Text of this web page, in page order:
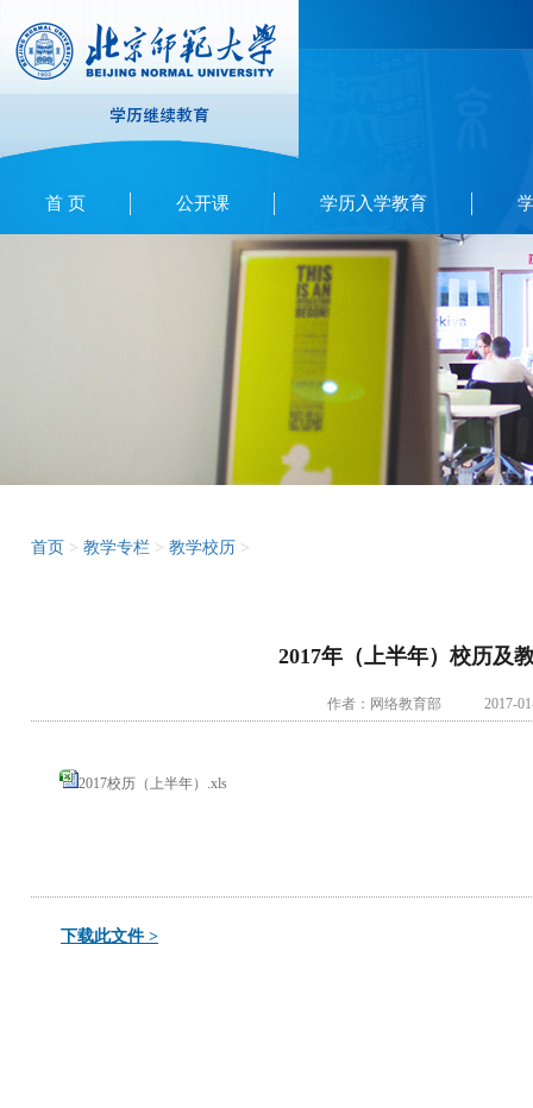
首 页 公开课 学历入学教育
首页 > 教学专栏 > 教学校历 >
2017年（上半年）校历及
作者：网络教育部 2017-
2017校历（上半年）.xls
下载此文件 >